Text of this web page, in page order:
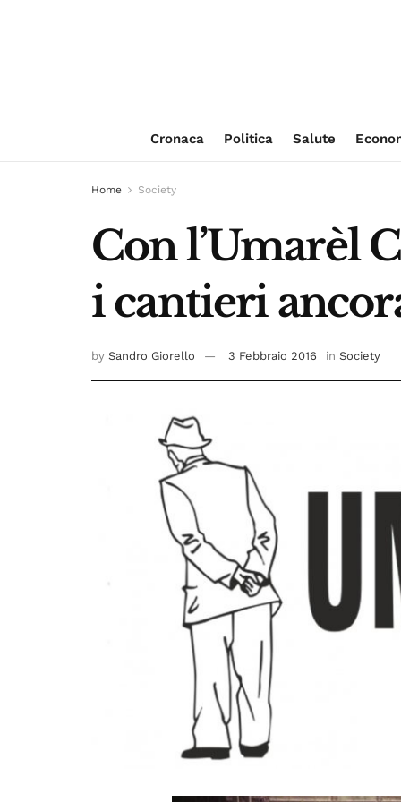
Cronaca Politica Salute
Home Society
Con l’Umarèl
i cantieri
by Sandro Giorello 3 Febbraio 2016 in Society